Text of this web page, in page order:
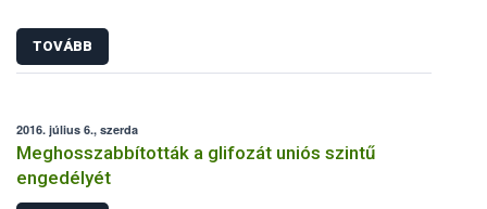
TOVÁBB
2016. július 6., szerda
Meghosszabbították a glifozát uniós szintű
engedélyét